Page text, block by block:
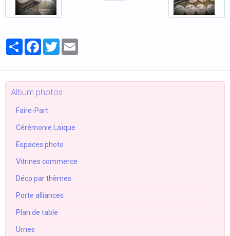
PartagerFacebook
Twitter
Album photos
Faire-Part
Cérémonie Laïque
Espaces photo
Vitrines commerce
Déco par thèmes
Porte alliances
Plan de table
Urnes